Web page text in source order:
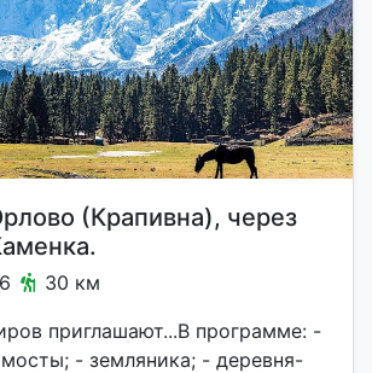
(Крапивна), через
30 км
приглашают...В программе: -
- земляника; - деревня-